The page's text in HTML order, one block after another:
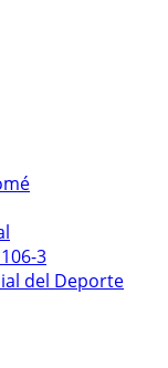
3
del Deporte